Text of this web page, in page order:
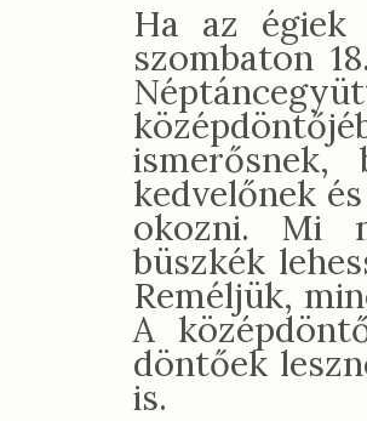
Ha az
szombaton
ismerősnek,
kedvelőnek
okozni. Mi
büszkék
Reméljük,
A
döntőek
is.